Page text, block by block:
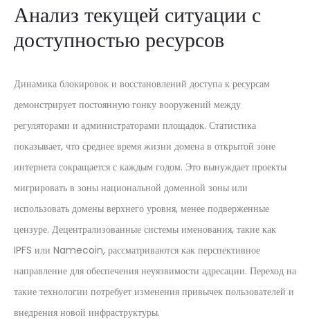
Анализ текущей ситуации с
доступностью ресурсов
Динамика блокировок и восстановлений доступа к ресурсам
демонстрирует постоянную гонку вооружений между
регуляторами и администраторами площадок. Статистика
показывает, что среднее время жизни домена в открытой зоне
интернета сокращается с каждым годом. Это вынуждает проекты
мигрировать в зоны национальной доменной зоны или
использовать домены верхнего уровня, менее подверженные
цензуре. Децентрализованные системы именования, такие как
IPFS или Namecoin, рассматриваются как перспективное
направление для обеспечения неуязвимости адресации. Переход на
такие технологии потребует изменения привычек пользователей и
внедрения новой инфраструктуры.